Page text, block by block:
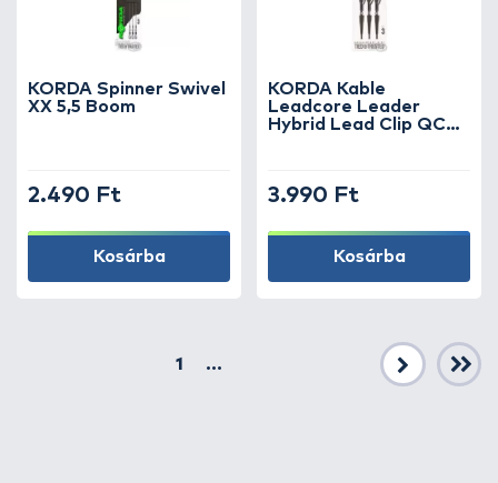
KORDA Spinner Swivel
XX 5,5 Boom
2.490 Ft
Kosárba
KORDA Kable
Leadcore Leader
Hybrid Lead Clip QC
3.990 Ft
Kosárba
1
...
Következő